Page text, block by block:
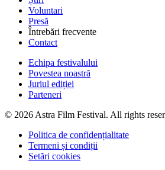
Voluntari
Presă
Întrebări frecvente
Contact
Echipa festivalului
Povestea noastră
Juriul ediției
Parteneri
© 2026 Astra Film Festival. All rights
Politica de confidențialitate
Termeni și condiții
Setări cookies